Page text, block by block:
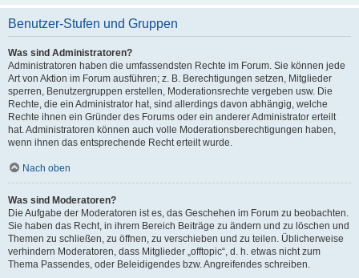
Benutzer-Stufen und Gruppen
Was sind Administratoren?
Administratoren haben die umfassendsten Rechte im Forum. Sie können jede
Art von Aktion im Forum ausführen; z. B. Berechtigungen setzen, Mitglieder
sperren, Benutzergruppen erstellen, Moderationsrechte vergeben usw. Die
Rechte, die ein Administrator hat, sind allerdings davon abhängig, welche
Rechte ihnen ein Gründer des Forums oder ein anderer Administrator erteilt
hat. Administratoren können auch volle Moderationsberechtigungen haben,
wenn ihnen das entsprechende Recht erteilt wurde.
Nach oben
Was sind Moderatoren?
Die Aufgabe der Moderatoren ist es, das Geschehen im Forum zu beobachten.
Sie haben das Recht, in ihrem Bereich Beiträge zu ändern und zu löschen und
Themen zu schließen, zu öffnen, zu verschieben und zu teilen. Üblicherweise
verhindern Moderatoren, dass Mitglieder „offtopic“, d. h. etwas nicht zum
Thema Passendes, oder Beleidigendes bzw. Angreifendes schreiben.